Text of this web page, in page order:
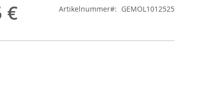
€ Artikelnummer GEMOL1012525